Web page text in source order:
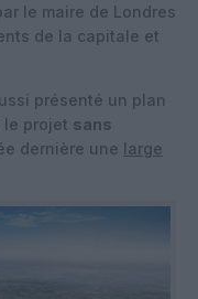
le maire de Londres
de la capitale et
présenté un plan
le projet sans
dernière une large